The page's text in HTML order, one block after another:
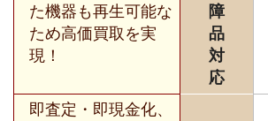
た機器も再生可能な
ため高価買取を実
現！
障
品
対
応
即査定・即現金化、